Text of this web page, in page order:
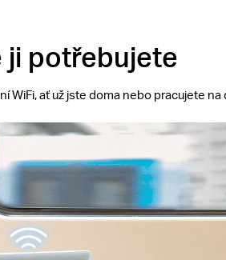
ji potřebujete
ať už jste doma nebo pracujete na